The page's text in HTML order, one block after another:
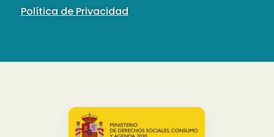
Política de Privacidad